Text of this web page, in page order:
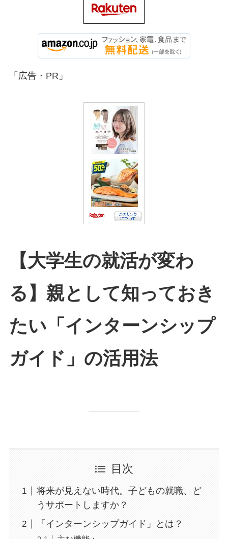
「広告・PR」
【大学生の就活が変わ
る】親として知っておき
たい「インターンシップ
ガイド」の活用法
目次
将来が見えない時代。子どもの就職、ど
うサポートしますか？
「インターンシップガイド」とは？